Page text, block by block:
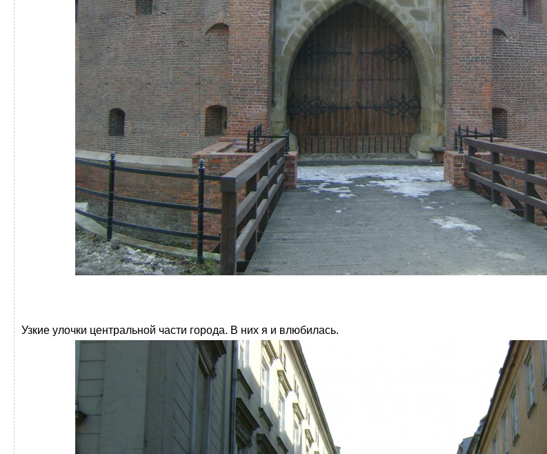
Узкие улочки центральной части города. В них я и влюбилась.